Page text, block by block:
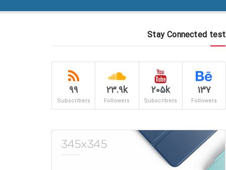
Stay Connected test
137
Followers
205k
Subscribers
23.9k
Followers
99
Subscribers